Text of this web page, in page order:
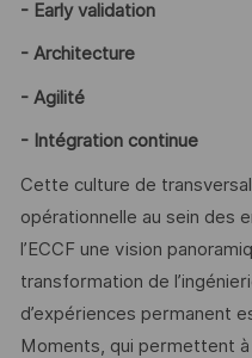
- Early validation
- Architecture
- Agilité
- Intégration continue
Cette culture de
opérationnelle au sein des
l’ECCF une vision
transformation de
d’expériences permanent
Moments, qui permettent à